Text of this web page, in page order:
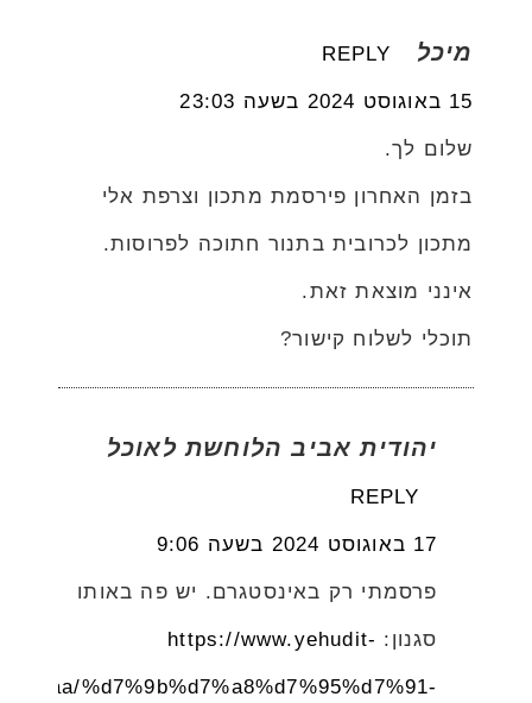
מיכל REPLY
15 באוגוסט 2024 בשעה 23:03
שלום לך.
בזמן האחרון פירסמת מתכון וצרפת אלי
מתכון לכרובית בתנור חתוכה לפרוסות.
אינני מוצאת זאת.
תוכלי לשלוח קישור?
יהודית אביב הלוחשת לאוכל
REPLY
17 באוגוסט 2024 בשעה 9:06
פרסמתי רק באינסטגרם. יש פה באותו
סגנון: https://www.yehudit-
%d7%9b%d7%a8%d7%95%d7%91-